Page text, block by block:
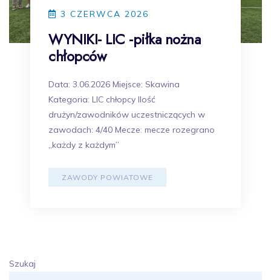
3 CZERWCA 2026
WYNIKI- LIC -piłka nożna
chłopców
Data: 3.06.2026 Miejsce: Skawina
Kategoria: LIC chłopcy Ilość
drużyn/zawodników uczestniczących w
zawodach: 4/40 Mecze: mecze rozegrano
„każdy z każdym”
ZAWODY POWIATOWE
Szukaj